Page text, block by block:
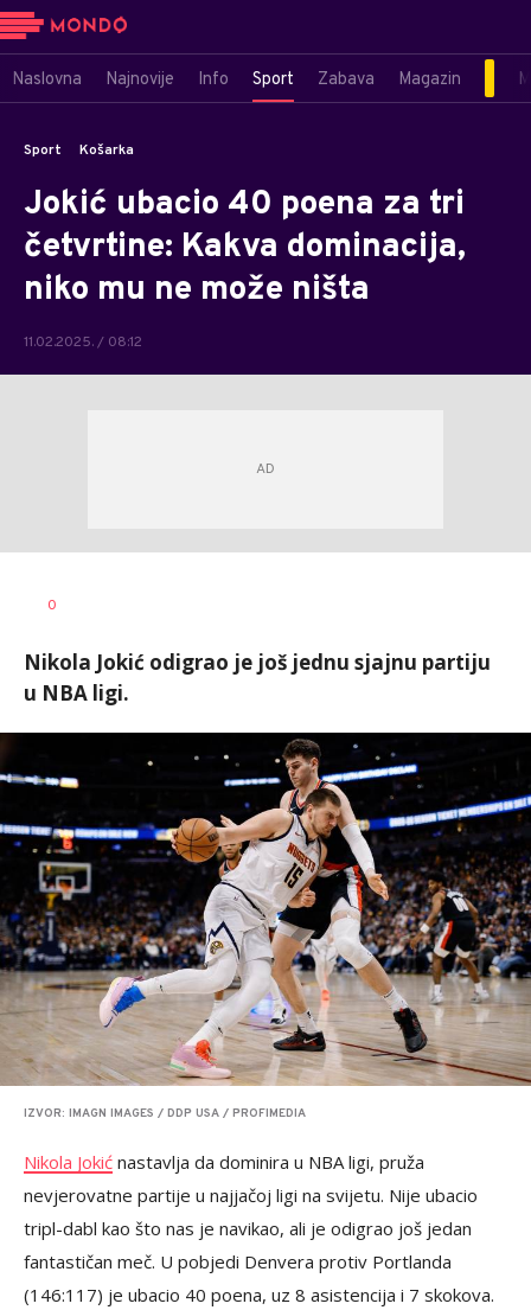
Naslovna Najnovije Info Sport Zabava Magazin
Sport Košarka
Jokić ubacio 40 poena za tri
četvrtine: Kakva dominacija,
niko mu ne može ništa
11.02.2025. / 08:12
AUTOR
0
Nikola Jokić odigrao je još jednu sjajnu partiju
u NBA ligi.
IZVOR: IMAGN IMAGES / DDP USA / PROFIMEDIA
Nikola Jokić nastavlja da dominira u NBA ligi, pruža
nevjerovatne partije u najjačoj ligi na svijetu. Nije ubacio
tripl-dabl kao što nas je navikao, ali je odigrao još jedan
fantastičan meč. U pobjedi Denvera protiv Portlanda
(146:117) je ubacio 40 poena, uz 8 asistencija i 7 skokova.